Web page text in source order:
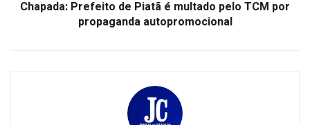
Chapada: Prefeito de Piatã é multado pelo TCM por
propaganda autopromocional